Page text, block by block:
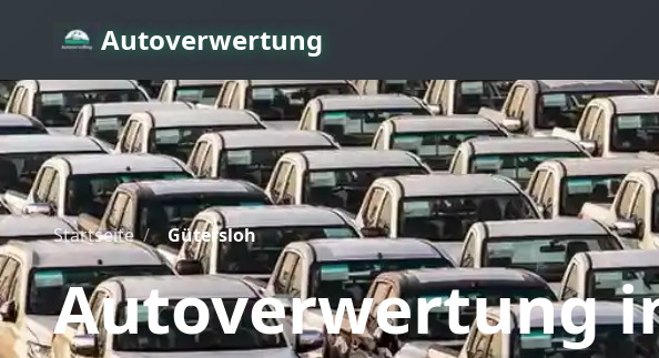
Autoverwertung
Startseite / Gütersloh
Autoverwertung